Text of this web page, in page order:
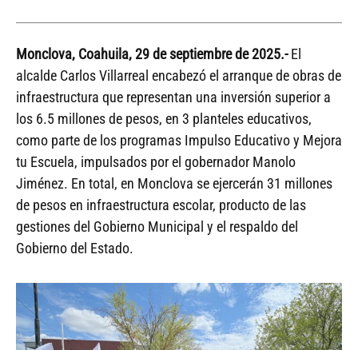
Monclova, Coahuila, 29 de septiembre de 2025.-El
alcalde Carlos Villarreal encabezó el arranque de obras de
infraestructura que representan una inversión superior a
los 6.5 millones de pesos, en 3 planteles educativos,
como parte de los programas Impulso Educativo y Mejora
tu Escuela, impulsados por el gobernador Manolo
Jiménez. En total, en Monclova se ejercerán 31 millones
de pesos en infraestructura escolar, producto de las
gestiones del Gobierno Municipal y el respaldo del
Gobierno del Estado.